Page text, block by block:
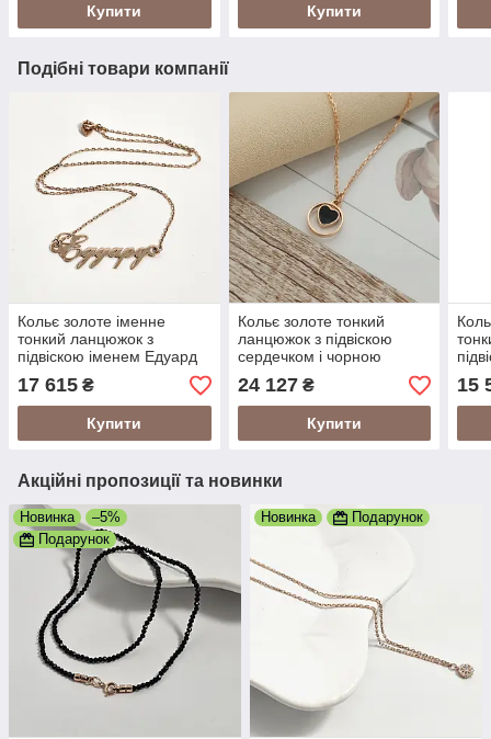
Купити Купити
Подібні товари компанії
Кольє золоте іменне
тонкий ланцюжок з
підвіскою іменем Едуард
17 615 ₴
Купити
Кольє золоте тонкий
ланцюжок з підвіскою
сердечком і чорною
24 127₴
Купити
15
Акційні пропозиції та новинки
Новинка
–5%
Подарунок
Новинка Подарунок